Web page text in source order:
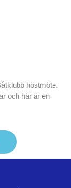
höstmöte.
och här är en